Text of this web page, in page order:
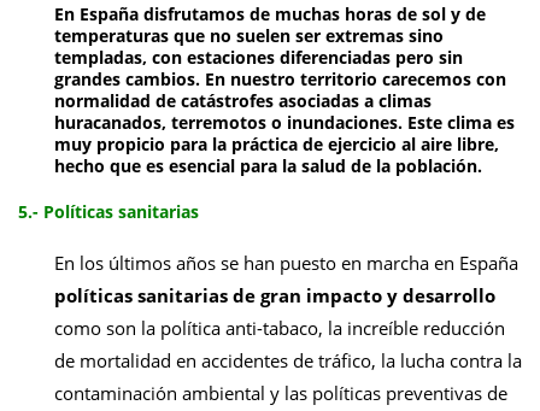
En España disfrutamos de muchas horas de sol y de
temperaturas que no suelen ser extremas sino
templadas, con estaciones diferenciadas pero sin
grandes cambios. En nuestro territorio carecemos con
normalidad de catástrofes asociadas a climas
huracanados, terremotos o inundaciones. Este clima es
muy propicio para la práctica de ejercicio al aire libre,
hecho que es esencial para la salud de la población.
5.- Políticas sanitarias
En los últimos años se han puesto en marcha en España
políticas sanitarias de gran impacto y desarrollo
como son la política anti-tabaco, la increíble reducción
de mortalidad en accidentes de tráfico, la lucha contra la
contaminación ambiental y las políticas preventivas de